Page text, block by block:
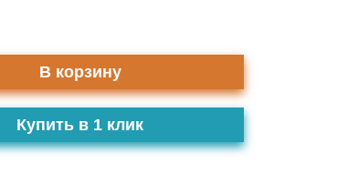
В корзину
Купить в 1 клик